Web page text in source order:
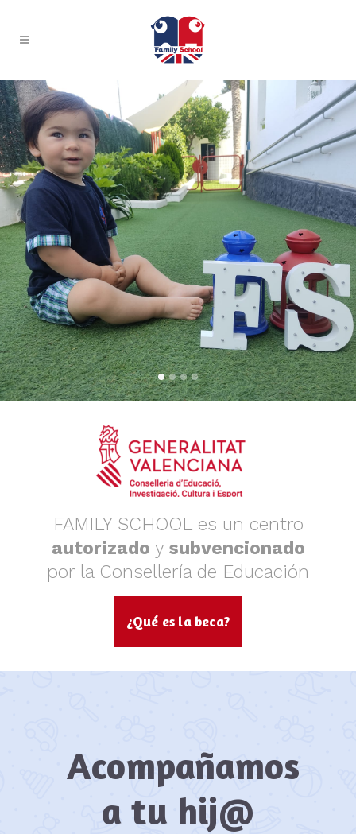
FAMILY SCHOOL es un centro
autorizado y subvencionado
por la Consellería de Educación
¿Qué es la beca?
Acompañamos
a tu hij@